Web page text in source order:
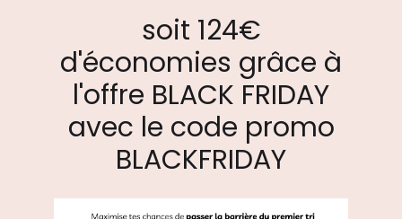
soit 124€
d'économies grâce à
l'offre BLACK FRIDAY
avec le code promo
BLACKFRIDAY